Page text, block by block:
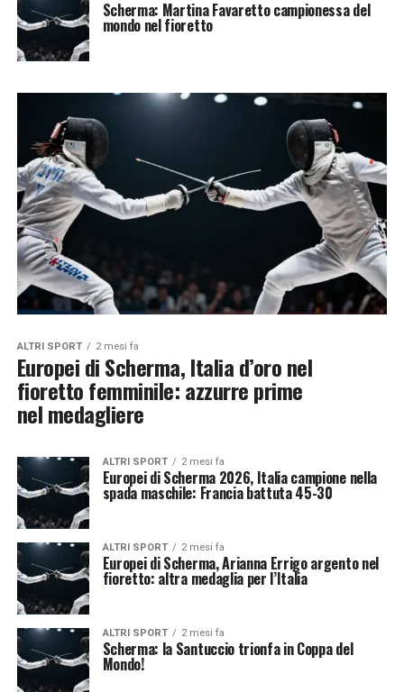
Scherma: Martina Favaretto campionessa del
mondo nel fioretto
ALTRI SPORT 2 mesi fa
Europei di Scherma, Italia d’oro nel
fioretto femminile: azzurre prime
nel medagliere
ALTRI SPORT 2 mesi fa
Europei di Scherma 2026, Italia campione nella
spada maschile: Francia battuta 45-30
ALTRI SPORT 2 mesi fa
Europei di Scherma, Arianna Errigo argento nel
fioretto: altra medaglia per l’Italia
ALTRI SPORT 2 mesi fa
Scherma: la Santuccio trionfa in Coppa del
Mondo!